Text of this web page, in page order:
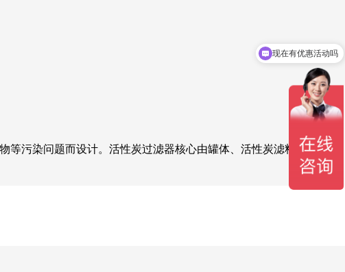
污染问题而设计。活性炭过滤器核心由罐体、活性炭滤料层、布水
现在有优惠活动吗